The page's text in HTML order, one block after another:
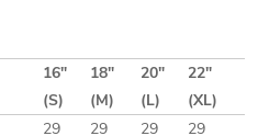
16"
(S)
18"
(M)
20"
(L)
22"
(XL)
29 29 29 29